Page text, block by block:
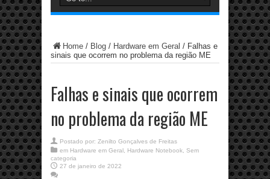
Home / Blog / Hardware em Geral / Falhas e
sinais que ocorrem no problema da região ME
Falhas e sinais que ocorrem
no problema da região ME
Postado por: Zenilto Gonçalves de Freitas
em Hardware em Geral Hardware Notebook Sem
categoria
27 de janeiro de 2022